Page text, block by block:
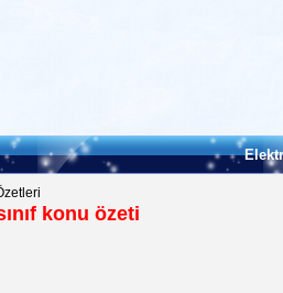
konu özeti